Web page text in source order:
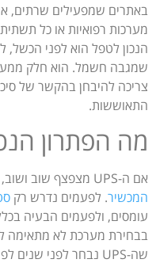
באתרים שמפעילים שרתים,
מערכות רפואיות או כל
שמגבה חשמל. הוא חלק
התאוששות.
מה הפתרון
אם ה-UPS מצפצף שוב ושוב, הפתרון האמיתי אינו תמיד
המכשיר. לפעמים נדרש רק
עומסים, ולפעמים הבעיה
בבחירת מערכת לא מתאימה